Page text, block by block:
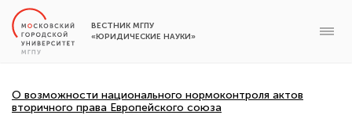
ВЕСТНИК МГПУ
«ЮРИДИЧЕСКИЕ НАУКИ»
О возможности национального нормоконтроля актов
вторичного права Европейского союза